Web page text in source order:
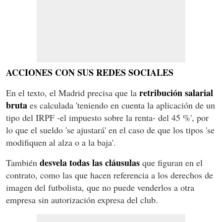
ACCIONES CON SUS REDES SOCIALES
En el texto, el Madrid precisa que la retribución salarial
bruta es calculada 'teniendo en cuenta la aplicación de un
tipo del IRPF -el impuesto sobre la renta- del 45 %', por
lo que el sueldo 'se ajustará' en el caso de que los tipos 'se
modifiquen al alza o a la baja'.
También desvela todas las cláusulas que figuran en el
contrato, como las que hacen referencia a los derechos de
imagen del futbolista, que no puede venderlos a otra
empresa sin autorización expresa del club.